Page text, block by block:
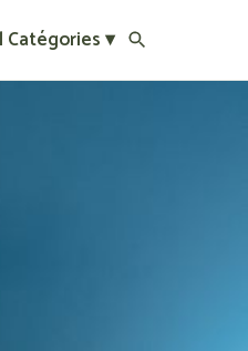
Catégories ▾